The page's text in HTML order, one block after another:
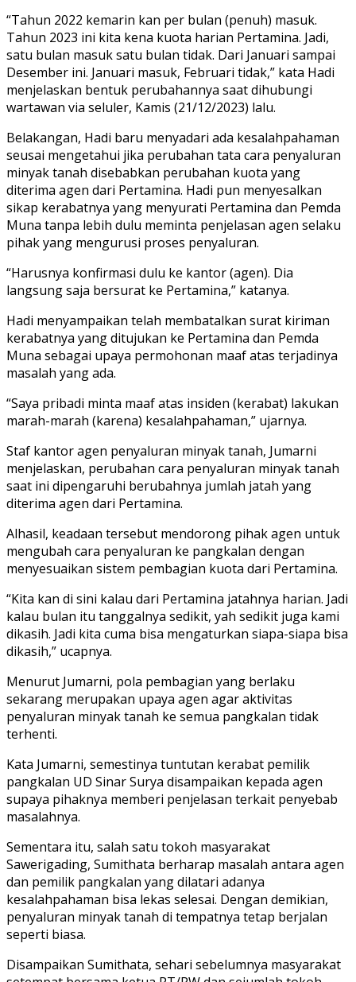
“Tahun 2022 kemarin kan per bulan (penuh) masuk.
Tahun 2023 ini kita kena kuota harian Pertamina. Jadi,
satu bulan masuk satu bulan tidak. Dari Januari sampai
Desember ini. Januari masuk, Februari tidak,” kata Hadi
menjelaskan bentuk perubahannya saat dihubungi
wartawan via seluler, Kamis (21/12/2023) lalu.
Belakangan, Hadi baru menyadari ada kesalahpahaman
seusai mengetahui jika perubahan tata cara penyaluran
minyak tanah disebabkan perubahan kuota yang
diterima agen dari Pertamina. Hadi pun menyesalkan
sikap kerabatnya yang menyurati Pertamina dan Pemda
Muna tanpa lebih dulu meminta penjelasan agen selaku
pihak yang mengurusi proses penyaluran.
“Harusnya konfirmasi dulu ke kantor (agen). Dia
langsung saja bersurat ke Pertamina,” katanya.
Hadi menyampaikan telah membatalkan surat kiriman
kerabatnya yang ditujukan ke Pertamina dan Pemda
Muna sebagai upaya permohonan maaf atas terjadinya
masalah yang ada.
“Saya pribadi minta maaf atas insiden (kerabat) lakukan
marah-marah (karena) kesalahpahaman,” ujarnya.
Staf kantor agen penyaluran minyak tanah, Jumarni
menjelaskan, perubahan cara penyaluran minyak tanah
saat ini dipengaruhi berubahnya jumlah jatah yang
diterima agen dari Pertamina.
Alhasil, keadaan tersebut mendorong pihak agen untuk
mengubah cara penyaluran ke pangkalan dengan
menyesuaikan sistem pembagian kuota dari Pertamina.
“Kita kan di sini kalau dari Pertamina jatahnya harian. Jadi
kalau bulan itu tanggalnya sedikit, yah sedikit juga kami
dikasih. Jadi kita cuma bisa mengaturkan siapa-siapa bisa
dikasih,” ucapnya.
Menurut Jumarni, pola pembagian yang berlaku
sekarang merupakan upaya agen agar aktivitas
penyaluran minyak tanah ke semua pangkalan tidak
terhenti.
Kata Jumarni, semestinya tuntutan kerabat pemilik
pangkalan UD Sinar Surya disampaikan kepada agen
supaya pihaknya memberi penjelasan terkait penyebab
masalahnya.
Sementara itu, salah satu tokoh masyarakat
Sawerigading, Sumithata berharap masalah antara agen
dan pemilik pangkalan yang dilatari adanya
kesalahpahaman bisa lekas selesai. Dengan demikian,
penyaluran minyak tanah di tempatnya tetap berjalan
seperti biasa.
Disampaikan Sumithata, sehari sebelumnya masyarakat